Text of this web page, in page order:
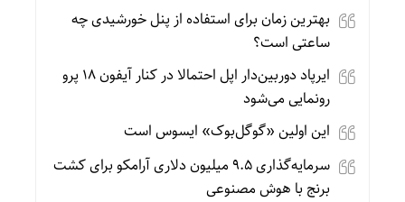
بهترین زمان برای استفاده از پنل خورشیدی چه
ساعتی است؟
ایرپاد دوربین‌دار اپل احتمالا در کنار آیفون ۱۸ پرو
رونمایی می‌شود
این اولین «گوگل‌بوک» ایسوس است
سرمایه‌گذاری ۹.۵ میلیون دلاری آرامکو برای کشت
برنج با هوش مصنوعی